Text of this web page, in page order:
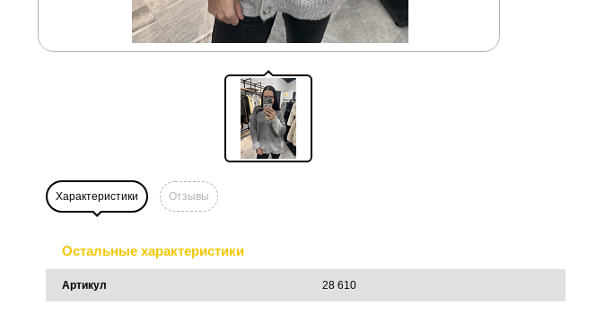
Характеристики Отзывы
Остальные характеристики
Артикул 28 610